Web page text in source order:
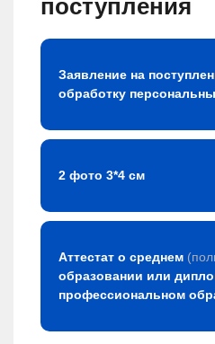
поступления
Заявление на
обработку
2 фото 3*4 см
Аттестат о среднем
образовании или
профессиональном